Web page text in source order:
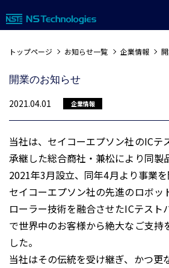
トップページ お知らせ一覧 企業情報
開業のお知らせ
2021.04.01
企業情報
当社は、セイコーエプソン社のICテ
承継した総合商社・兼松により同製
2021年3⽉設⽴、同年4⽉より事業を
セイコーエプソン社の先進のロボッ
ローラー技術を融合させたICテスト
で世界中のお客様から絶⼤なご⽀持
した。
当社はその伝統を受け継ぎ、かつ更